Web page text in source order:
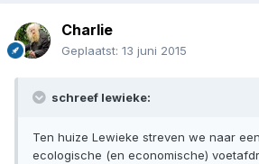
Charlie
Geplaatst: 13 juni 2015
schreef lewieke:
Ten huize Lewieke streven we naar
ecologische (en economische)